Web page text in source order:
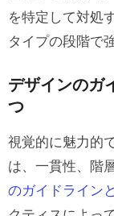
を特定して対処
タイプの段階で
デザインのガ
つ
視覚的に魅力的
は、一貫性、階
のガイドライン